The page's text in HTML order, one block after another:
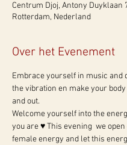
Centrum Djoj, Antony Duyklaan
Rotterdam, Nederland
Over het Evenement
Embrace yourself in music and
the vibration en make your
and out.
Welcome yourself into the
you are ♥ This evening  we
female energy and let this